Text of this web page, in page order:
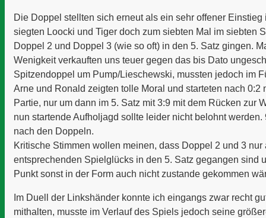
Die Doppel stellten sich erneut als ein sehr offener Einstieg
siegten Loocki und Tiger doch zum siebten Mal im siebten
Doppel 2 und Doppel 3 (wie so oft) in den 5. Satz gingen.
Wenigkeit verkauften uns teuer gegen das bis Dato
Spitzendoppel um Pump/Lieschewski, mussten jedoch im
Arne und Ronald zeigten tolle Moral und starteten nach 0:2
Partie, nur um dann im 5. Satz mit 3:9 mit dem Rücken zur
nun startende Aufholjagd sollte leider nicht belohnt werden.
nach den Doppeln.
Kritische Stimmen wollen meinen, dass Doppel 2 und 3 nur
entsprechenden Spielglücks in den 5. Satz gegangen sind
Punkt sonst in der Form auch nicht zustande gekommen
Im Duell der Linkshänder konnte ich eingangs zwar recht
mithalten, musste im Verlauf des Spiels jedoch seine